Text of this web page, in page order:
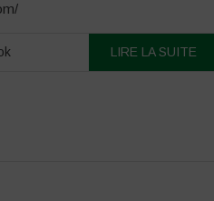
LIRE LA SUITE